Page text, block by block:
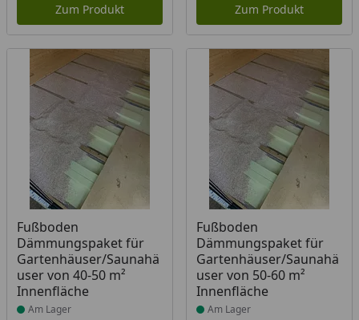
Zum Produkt Zum Produkt
Fußboden
Dämmungspaket für
Gartenhäuser/Saunahä
user von 40-50 m²
Innenfläche
Produkt am Lager
Am Lager
Fußboden
Dämmungspaket für
Gartenhäuser/Saunahä
user von 50-60 m²
Innenfläche
Produkt am Lager
Am Lager